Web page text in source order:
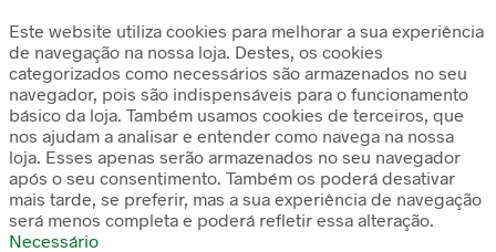
Este website utiliza cookies para melhorar a sua experiência
de navegação na nossa loja. Destes, os cookies
categorizados como necessários são armazenados no seu
navegador, pois são indispensáveis para o funcionamento
básico da loja. Também usamos cookies de terceiros, que
nos ajudam a analisar e entender como navega na nossa
loja. Esses apenas serão armazenados no seu navegador
após o seu consentimento. Também os poderá desativar
mais tarde, se preferir, mas a sua experiência de navegação
será menos completa e poderá refletir essa alteração.
Necessário